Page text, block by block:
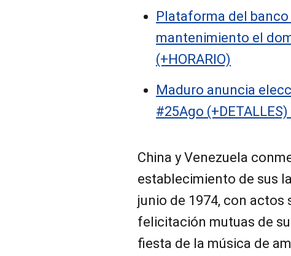
Plataforma del
mantenimiento el
(+HORARIO)
Maduro anuncia
#25Ago (+DETALLES)
China y Venezuela
establecimiento de sus
junio de 1974, con actos
felicitación mutuas de
fiesta de la música de